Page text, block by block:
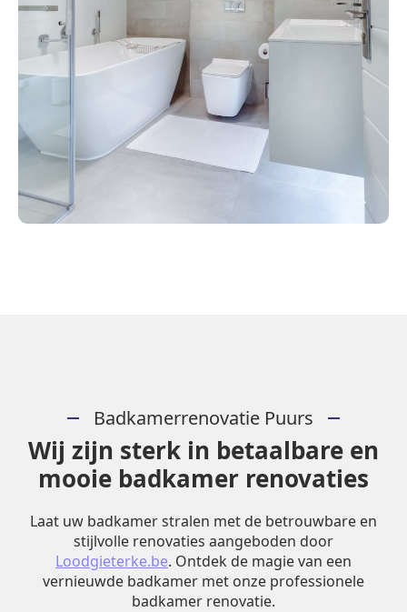
Badkamerrenovatie Puurs
Wij zijn sterk in betaalbare en
mooie badkamer renovaties
Laat uw badkamer stralen met de betrouwbare en
stijlvolle renovaties aangeboden door
Loodgieterke.be. Ontdek de magie van een
vernieuwde badkamer met onze professionele
badkamer renovatie.